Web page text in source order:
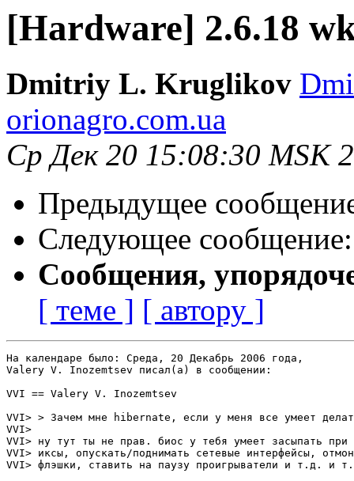
[Hardware] 2.6.18
Dmitriy L. Kruglikov
orionagro.com.ua
Ср Дек 20 15:08:30 MSK
Предыдущее
Следующее
Сообщения,
[ теме ] [ автору ]
На календаре было: Среда, 20 Декабрь 2006 года,
Valery V. Inozemtsev писал(а) в сообщении:
VVI == Valery V. Inozemtsev
VVI> > Зачем мне hibernate, если у меня все умеет
VVI>
VVI> ну тут ты не прав. биос у тебя умеет засыпать при
VVI> иксы, опускать/поднимать сетевые интерфейсы,
VVI> флэшки, ставить на паузу проигрыватели и т.д. и